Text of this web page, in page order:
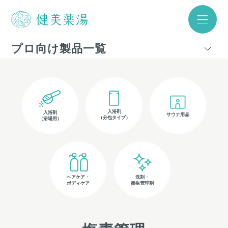
プロ向け製品一覧
入浴剤
（浴場用）
入浴剤
（分包タイプ）
サウナ用品
ヘアケア・
ボディケア
洗剤・
衛生管理剤